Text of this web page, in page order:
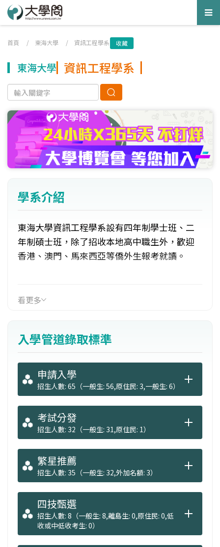
首頁 / 東海大學 / 資訊工程學系 收藏
東海大學 資訊工程學系
學系介紹
東海大學資訊工程學系設有四年制學士班、二
年制碩士班，除了招收本地高中職生外，歡迎
香港、澳門、馬來西亞等僑外生報考就讀。
意」與跨領域專業人才，結合資訊科技、數位
才。本組著重在能夠將人工智慧相關技術應用
到各應用領域，包含各大資訊廠商之AI研發應用
、機器學習、資料科學、圖形識別、語音分
析、智慧製造、智慧醫療、金融科技等AI應用皆
適合本組學生。
軟體工程組：培養「資訊技術」與「工程管
理」跨領域專業人才，本組有先進的軟體資訊
技術課程，並具備與業界接軌的工程訓練、全
球創新的實習虛擬公司訓練，目標為培養大小
型軟體開發技術與專案管理能力人才，將成為
專業人才培養的搖籃。本組與數十家高科技產
業與研究機構有多項不同形式的合作，除了提
供業界環境，也提供學生提前了解業界並考慮
看更多
入學管道錄取標準
申請入學
招生人數: 65（一般生: 56,原住民: 3,一般生: 6）
考試分發
招生人數: 32（一般生: 31,原住民: 1）
繁星推薦
招生人數: 35（一般生: 32,外加名額: 3）
四技甄選
招生人數: 8（一般生: 8,離島生: 0,原住民: 0,低
收或中低收考生: 0）